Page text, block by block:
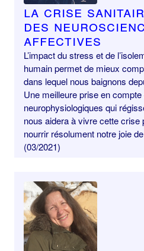
La crise
des
affectives
L’impact du stress et de
humain permet de mieux
dans lequel nous baignons
Une meilleure prise en
neurophysiologiques qui
nous aidera à vivre cette crise
nourrir résolument notre joie
(03/2021)